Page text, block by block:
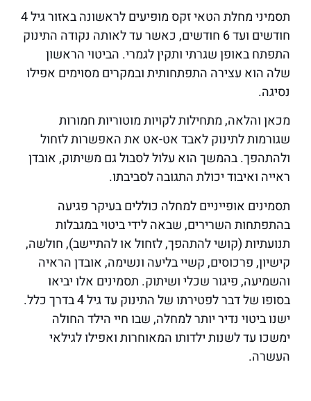
תסמיני מחלת הטאי זקס מופיעים לראשונה באזור גיל 4
חודשים ועד 6 חודשים, כאשר עד לאותה נקודה התינוק
התפתח באופן שגרתי ותקין לגמרי. הביטוי הראשון
שלה הוא עצירה התפתחותית ובמקרים מסוימים אפילו
נסיגה.
מכאן והלאה, מתחילות לקויות מוטוריות חמורות
שגורמות לתינוק לאבד אט-אט את האפשרות לזחול
ולהתהפך. בהמשך הוא עלול לסבול גם משיתוק, אובדן
ראייה ואיבוד יכולת התגובה לסביבתו.
תסמינים אופייניים למחלה כוללים בעיקר פגיעה
בהתפתחות השרירים, שבאה לידי ביטוי במגבלות
תנועתיות (קושי להתהפך, לזחול או להתיישב), חולשה,
קישיון, פרכוסים, קשיי בליעה ונשימה, אובדן הראיה
והשמיעה, פיגור שכלי ושיתוק. תסמינים אלו יביאו
בסופו של דבר לפטירתו של התינוק עד גיל 4 בדרך כלל.
ישנו ביטוי נדיר יותר למחלה, שבו חיי הילד החולה
ימשכו עד לשנות ילדותו המאוחרות ואפילו לגילאי
העשרה.